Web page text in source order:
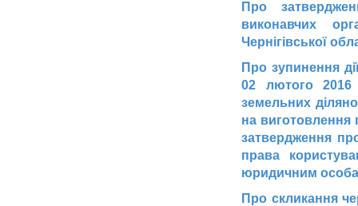
Про
виконавчих
Чернігівської
Про зупинення
02 лютого
земельних
на виготовлення
затвердження
права
юридичним
Про скликання